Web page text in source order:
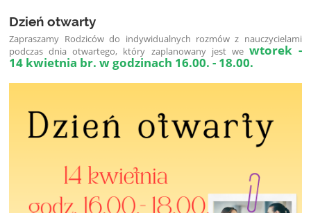
Dzień otwarty
Zapraszamy Rodziców do indywidualnych rozmów z nauczycielami
podczas dnia otwartego, który zaplanowany jest we wtorek -
14 kwietnia br. w godzinach 16.00. - 18.00.